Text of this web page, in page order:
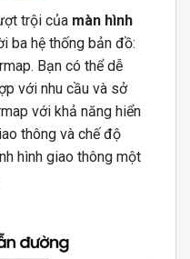
trội của màn hình
ba hệ thống bản đồ:
Bạn có thể dễ
với nhu cầu và sở
với khả năng hiển
thông và chế độ
hình giao thông một